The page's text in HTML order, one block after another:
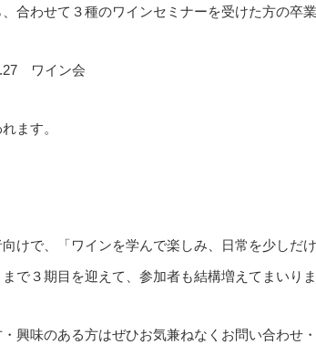
合わせて３種のワインセミナーを受けた方の卒
ワイン会
ます。
けで、「ワインを学んで楽しみ、日常を少しだ
で３期目を迎えて、参加者も結構増えてまいりま
興味のある方はぜひお気兼ねなくお問い合わせ